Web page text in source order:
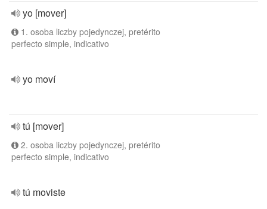
yo [mover]
1. osoba liczby pojedynczej, pretérito
perfecto simple, indicativo
yo moví
tú [mover]
2. osoba liczby pojedynczej, pretérito
perfecto simple, indicativo
tú moviste